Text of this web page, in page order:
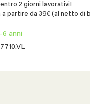
2 giorni lavorativi!
partire da 39€ (al netto di
6 anni